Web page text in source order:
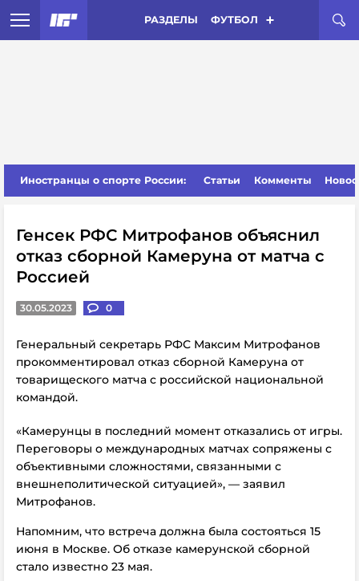
РАЗДЕЛЫ ФУТБОЛ
Иностранцы о спорте России: Статьи Комменты
Генсек РФС Митрофанов объяснил
отказ сборной Камеруна от матча с
Россией
30.05.2023 0
Генеральный секретарь РФС Максим Митрофанов
прокомментировал отказ сборной Камеруна от
товарищеского матча с российской национальной
командой.
«Камерунцы в последний момент отказались от игры.
Переговоры о международных матчах сопряжены с
объективными сложностями, связанными с
внешнеполитической ситуацией», — заявил
Митрофанов.
Напомним, что встреча должна была состояться 15
июня в Москве. Об отказе камерунской сборной
стало известно 23 мая.